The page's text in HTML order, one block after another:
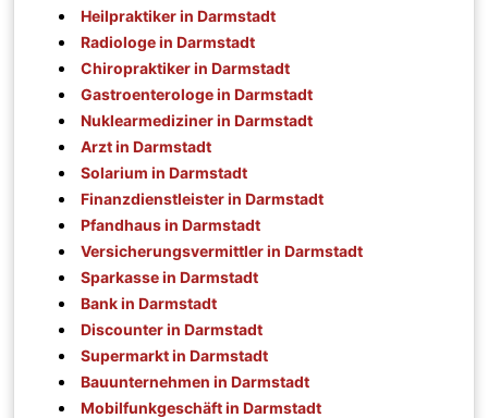
Heilpraktiker in Darmstadt
Radiologe in Darmstadt
Chiropraktiker in Darmstadt
Gastroenterologe in Darmstadt
Nuklearmediziner in Darmstadt
Arzt in Darmstadt
Solarium in Darmstadt
Finanzdienstleister in Darmstadt
Pfandhaus in Darmstadt
Versicherungsvermittler in Darmstadt
Sparkasse in Darmstadt
Bank in Darmstadt
Discounter in Darmstadt
Supermarkt in Darmstadt
Bauunternehmen in Darmstadt
Mobilfunkgeschäft in Darmstadt